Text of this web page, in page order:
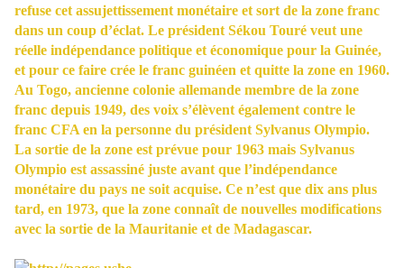
refuse cet assujettissement monétaire et sort de la zone franc
dans un coup d’éclat. Le président Sékou Touré veut une
réelle indépendance politique et économique pour la Guinée,
et pour ce faire crée le franc guinéen et quitte la zone en 1960.
Au Togo, ancienne colonie allemande membre de la zone
franc depuis 1949, des voix s’élèvent également contre le
franc CFA en la personne du président Sylvanus Olympio.
La sortie de la zone est prévue pour 1963 mais Sylvanus
Olympio est assassiné juste avant que l’indépendance
monétaire du pays ne soit acquise. Ce n’est que dix ans plus
tard, en 1973, que la zone connaît de nouvelles modifications
avec la sortie de la Mauritanie et de Madagascar.